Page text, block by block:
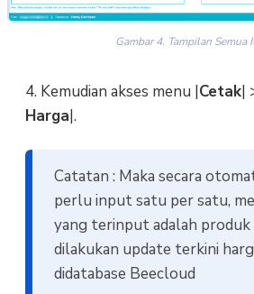
Gambar 4. Tampilan Semua
4. Kemudian akses menu |Cetak|
Harga|.
Catatan : Maka secara
perlu input satu per satu,
yang terinput adalah
dilakukan update terkini
didatabase Beecloud